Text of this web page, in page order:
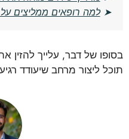
➤למה רופאים ממליצים
בסופו של דבר, עלייך להזין
תוכל ליצור מרחב שיעודד